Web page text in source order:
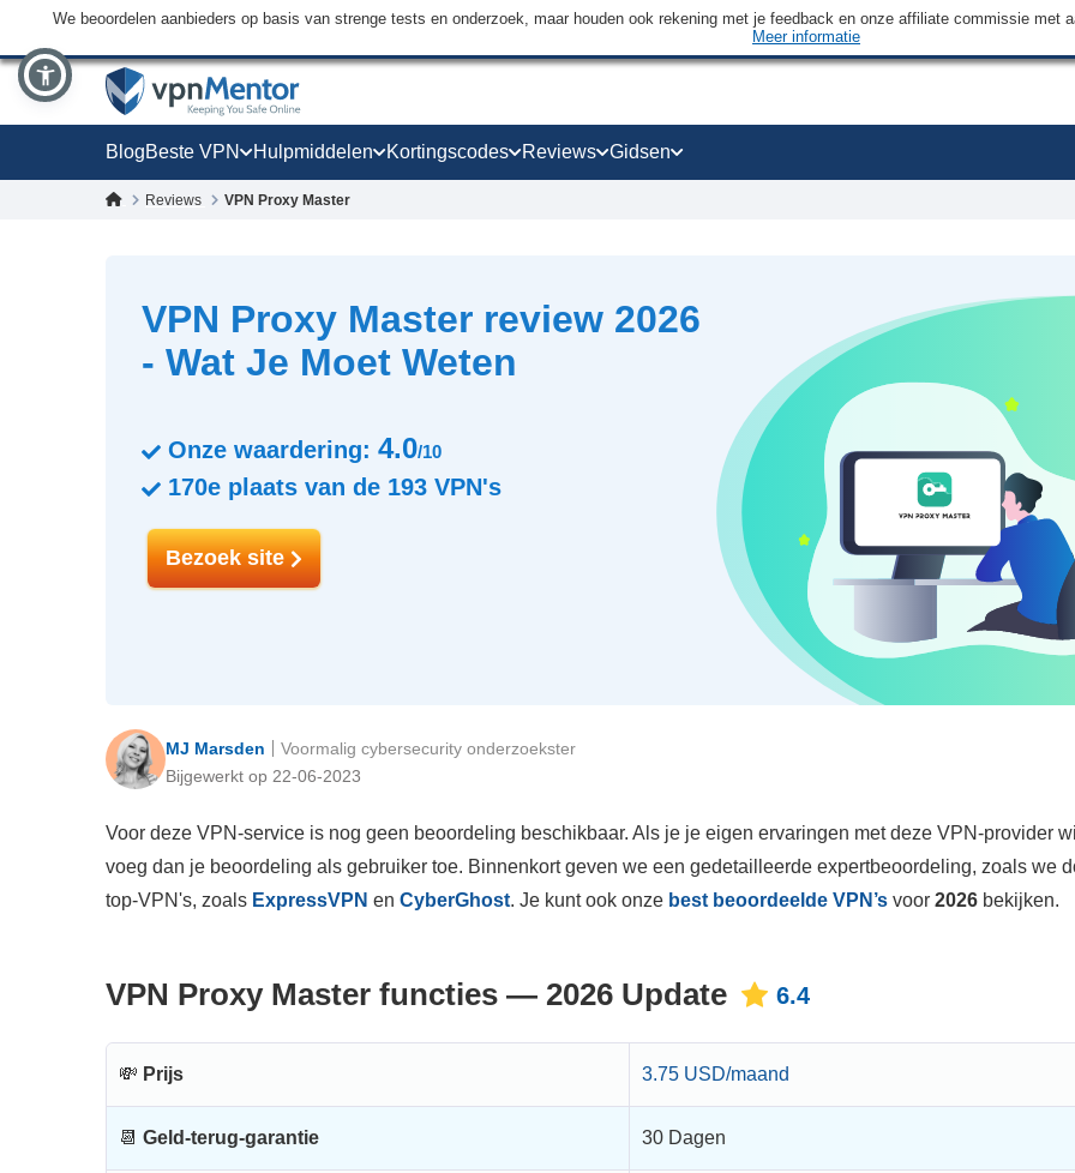
We beoordelen aanbieders op basis van strenge tests en onderzoek, maar houden ook rekening met je feedback en onze affiliate commissie met
Meer informatie
BlogBeste VPN Hulpmiddelen Kortingscodes Reviews Gidsen
Reviews VPN Proxy Master
VPN Proxy Master review 2026
- Wat Je Moet Weten
Onze waardering: 4.0/10
170e plaats van de 193 VPN's
Bezoek site
MJ Marsden
Bijgewerkt op 22-06-2023
Voormalig cybersecurity onderzoekster
Voor deze VPN-service is nog geen beoordeling beschikbaar. Als je je eigen ervaringen met deze VPN-provider
voeg dan je beoordeling als gebruiker toe. Binnenkort geven we een gedetailleerde expertbeoordeling, zoals we
top-VPN's, zoals ExpressVPN en CyberGhost. Je kunt ook onze best beoordeelde VPN’s voor 2026 bekijken.
VPN Proxy Master functies — 2026 Update 6.4
💸 Prijs 3.75 USD/maand
📆 Geld-terug-garantie 30 Dagen